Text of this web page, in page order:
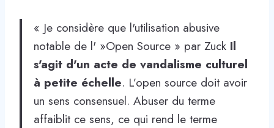
« Je considère que l'utilisation abusive
notable de l' »Open Source » par Zuck Il
s'agit d'un acte de vandalisme culturel
à petite échelle. L’open source doit avoir
un sens consensuel. Abuser du terme
affaiblit ce sens, ce qui rend le terme